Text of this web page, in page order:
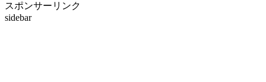
スポンサーリンク
sidebar